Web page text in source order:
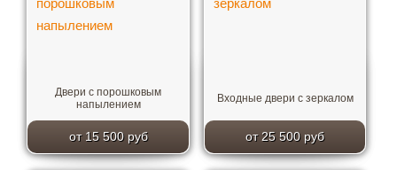
Двери с порошковым
напылением
от 15 500 руб
Входные двери с зеркалом
от 25 500 руб